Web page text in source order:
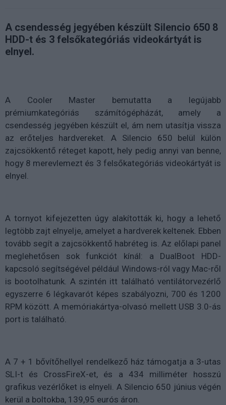
A csendesség jegyében készült Silencio 650 8
HDD-t és 3 felsőkategóriás videokártyát is
elnyel.
A Cooler Master bemutatta a legújabb
prémiumkategóriás számítógépházát, amely a
csendesség jegyében készült el, ám nem utasítja vissza
az erőteljes hardvereket. A Silencio 650 belül külön
zajcsökkentő réteget kapott, hely pedig annyi van benne,
hogy 8 merevlemezt és 3 felsőkategóriás videokártyát is
elnyel.
A tornyot kifejezetten úgy alakították ki, hogy a lehető
legtöbb zajt elnyelje, amelyet a hardverek keltenek. Ebben
tovább segít a zajcsökkentő habréteg is. Az előlapi panel
meglehetősen sok funkciót kínál: a DualBoot HDD-
kapcsoló segítségével például Windows-ról vagy Mac-ről
is bootolhatunk. A szintén itt található ventilátorvezérlő
egyszerre 6 légkavarót képes szabályozni, 700 és 1200
RPM között. A memóriakártya-olvasó mellett USB 3.0-ás
port is található.
A 7 + 1 bővítőhellyel rendelkező ház támogatja a 3-utas
SLI-t és CrossFireX-et, és a 434 milliméter hosszú
grafikus vezérlőket is elnyeli. A Silencio 650 június végén
kerül a boltokba, 139,95 eurós áron.